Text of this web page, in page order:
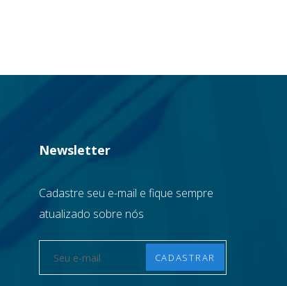
Newsletter
Cadastre seu e-mail e fique sempre
atualizado sobre nós